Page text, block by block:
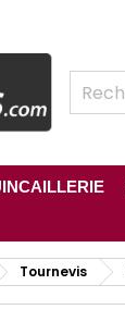
Tournevis